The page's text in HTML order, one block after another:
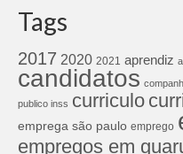
Tags
2017 2020 2021 aprendiz
candidatos
publico inss curriculo
emprega são paulo emprego
empregos em